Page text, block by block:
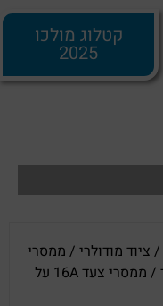
קטלוג מולכו
2025
ציוד מודולרי/ ממסרי
/ ממסרי צעד 16A על